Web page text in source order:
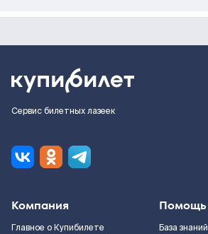
Сервис билетных лазеек
Компания
Главное о Купибилете
Помощь
База знаний